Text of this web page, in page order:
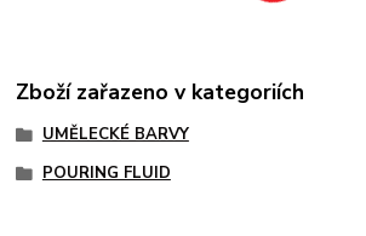
Zboží zařazeno v kategoriích
UMĚLECKÉ BARVY
POURING FLUID